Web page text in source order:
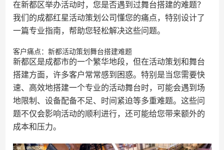
在新都区举办活动时，您是否遇到过舞台搭建的难题？
我们的成都红星活动策划公司懂您的痛点，特别设计了
一篇专业指南，帮助您轻松解决这些问题。
客户痛点：新都活动策划舞台搭建难题
新都区是成都市的一个繁华地段，但在活动策划和舞台
搭建方面，许多客户常常感到困惑。特别是当您需要快
速、高效地搭建一个专业的活动舞台时，可能会遇到场
地限制、设备配备不足、时间紧迫等多重难题。这些问
题不仅会影响活动的顺利进行，还可能给您带来额外的
成本和压力。